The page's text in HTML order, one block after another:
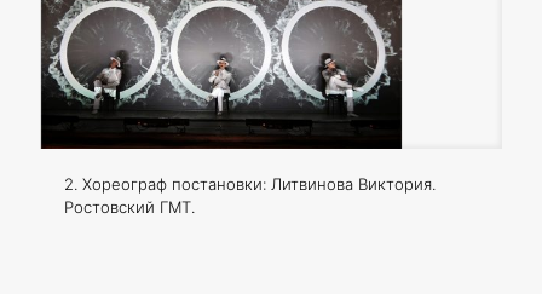
2. Хореограф постановки: Литвинова Виктория.
Ростовский ГМТ.